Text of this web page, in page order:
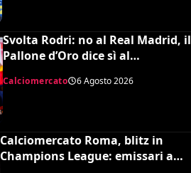
Svolta Rodri: no al Real Madrid, il
Pallone d’Oro dice sì al
Barcellona per 50 milioni
Calciomercato 6 Agosto 2026
Calciomercato Roma, blitz in
Champions League: emissari a